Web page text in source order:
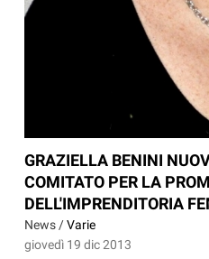
GRAZIELLA BENINI
COMITATO PER LA
DELL'IMPRENDITORIA
News /Varie
giovedì 19 dic 2013